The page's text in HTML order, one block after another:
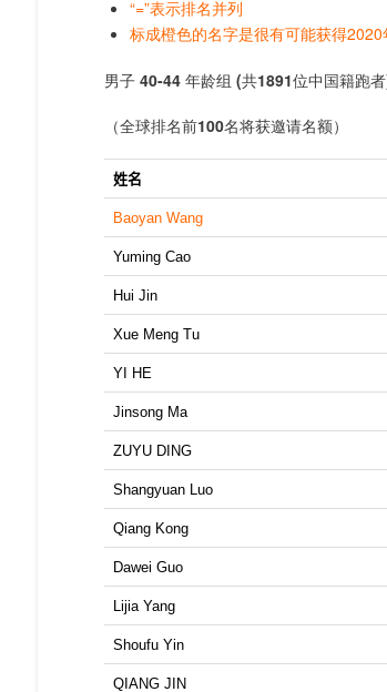
75-79
成为本国40岁以上跑得最快的男
在相应年龄组取得相应的全球
“=”表示排名并列
标成橙色的名字是很有可能获得
男子40-44 年龄组 (共1891位中国籍跑者
（全球排名前100名将获邀请名额）
姓名
Baoyan Wang
Yuming Cao
Hui Jin
Xue Meng Tu
YI HE
Jinsong Ma
ZUYU DING
Shangyuan Luo
Qiang Kong
Dawei Guo
Lijia Yang
Shoufu Yin
QIANG JIN